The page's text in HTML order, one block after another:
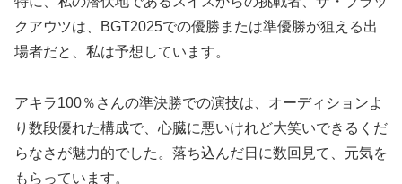
クアウツは、BGT2025での優勝または準優勝が狙える出
場者だと、私は予想しています。
アキラ100％さんの準決勝での演技は、オーディションよ
り数段優れた構成で、心臓に悪いけれど大笑いできるくだ
らなさが魅力的でした。落ち込んだ日に数回見て、元気を
もらっています。